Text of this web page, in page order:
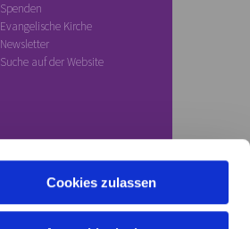
Cookies zulassen
Spenden
Evangelische Kirche
Newsletter
Suche auf der Website